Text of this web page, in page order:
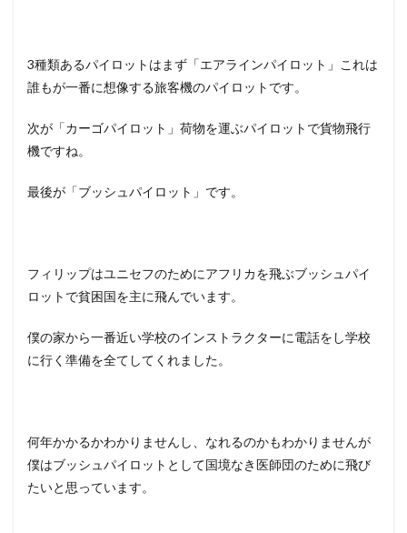
3種類あるパイロットはまず「エアラインパイロット」これは
誰もが一番に想像する旅客機のパイロットです。
次が「カーゴパイロット」荷物を運ぶパイロットで貨物飛行
機ですね。
最後が「ブッシュパイロット」です。
フィリップはユニセフのためにアフリカを飛ぶブッシュパイ
ロットで貧困国を主に飛んでいます。
僕の家から一番近い学校のインストラクターに電話をし学校
に行く準備を全てしてくれました。
何年かかるかわかりませんし、なれるのかもわかりませんが
僕はブッシュパイロットとして国境なき医師団のために飛び
たいと思っています。